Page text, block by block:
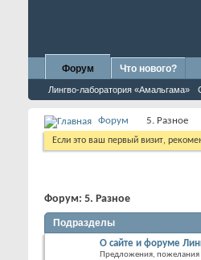
Форум
Лингво-лаборатория «Амальгама»
Что нового?
Форум 5. Разное
Если это ваш первый визит,
Форум: 5. Разное
Подразделы
О сайте и форуме
Предложения, пожелания